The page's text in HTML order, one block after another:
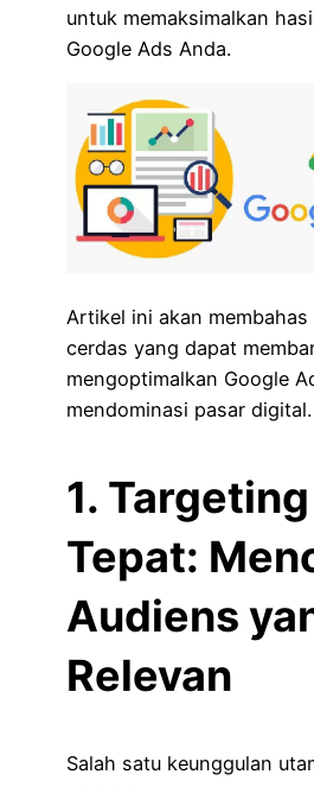
untuk memaksimalkan
Google Ads Anda.
Artikel ini akan
cerdas yang dapat
mengoptimalkan Google
mendominasi pasar digital.
1.
Tepat:
Audiens
Relevan
Salah satu keunggulan